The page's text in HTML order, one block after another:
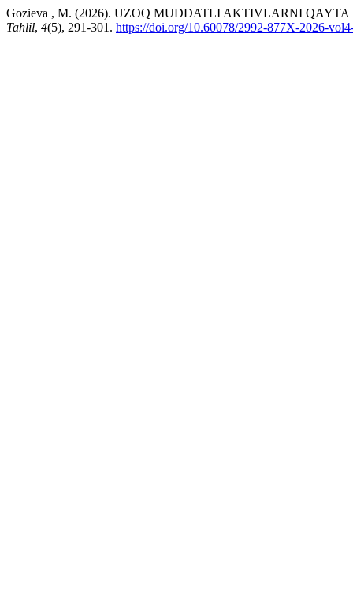
Gozieva , M. (2026). UZOQ MUDDATLI AKTIVLARNI
Tahlil, 4(5), 291-301. https://doi.org/10.60078/2992-877X-2026-